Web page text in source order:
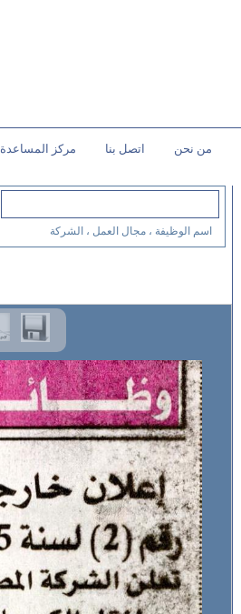
من نحن اتصل بنا مركز المساعدة
اسم الوظيفة ، مجال العمل ، الشركة